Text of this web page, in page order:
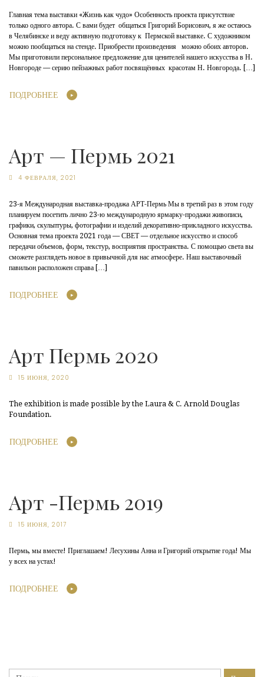
Главная тема выставки «Жизнь как чудо» Особенность проекта присутствие
только одного автора. С вами будет общаться Григорий Борисович, я же остаюсь
в Челябинске и веду активную подготовку к Пермской выставке. С художником
можно пообщаться на стенде. Приобрести произведения можно обоих авторов.
Мы приготовили персональное предложение для ценителей нашего искусства в Н.
Новгороде — серию пейзажных работ посвящённых красотам Н. Новгорода. […]
ПОДРОБНЕЕ
Арт — Пермь 2021
4 ФЕВРАЛЯ, 2021
23-я Международная выставка-продажа АРТ-Пермь Мы в третий раз в этом году
планируем посетить лично 23-ю международную ярмарку-продажи живописи,
графики, скульптуры, фотографии и изделий декоративно-прикладного искусства.
Основная тема проекта 2021 года — СВЕТ — отдельное искусство и способ
передачи объемов, форм, текстур, восприятия пространства. С помощью света вы
сможете разглядеть новое в привычной для нас атмосфере. Наш выставочный
павильон расположен справа […]
ПОДРОБНЕЕ
Арт Пермь 2020
15 ИЮНЯ, 2020
The exhibition is made possible by the Laura & C. Arnold Douglas
Foundation.
ПОДРОБНЕЕ
Арт -Пермь 2019
15 ИЮНЯ, 2017
Пермь, мы вместе! Приглашаем! Лесухины Анна и Григорий открытие года! Мы
у всех на устах!
ПОДРОБНЕЕ